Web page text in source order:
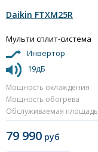
Daikin FTXM25R
Мульти сплит-система
Инвертор
19дБ
Мощность охлаждения
Мощность обогрева
Обслуживаемая площадь
79 990 руб